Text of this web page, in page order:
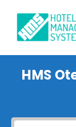
HMS